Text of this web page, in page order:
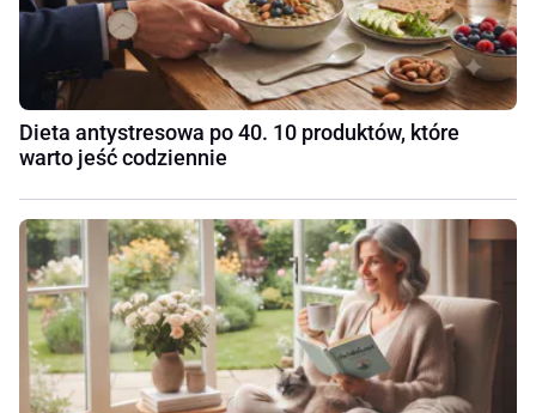
Dieta antystresowa po 40. 10 produktów, które
warto jeść codziennie